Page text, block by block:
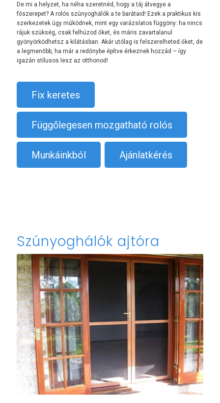
De mi a helyzet, ha néha szeretnéd, hogy a táj átvegye a
főszerepet? A rolós szúnyoghálók a te barátaid! Ezek a praktikus kis
szerkezetek úgy működnek, mint egy varázslatos függöny: ha nincs
rájuk szükség, csak felhúzod őket, és máris zavartalanul
gyönyörködhetsz a kilátásban. Akár utólag is felszerelheted őket, de
a legmenőbb, ha már a redőnybe építve érkeznek hozzád – így
igazán stílusos lesz az otthonod!
Fix keretes
Függőlegesen mozgatható rolós
Munkáinkból Ajánlatkérés
Szúnyoghálók ajtóra